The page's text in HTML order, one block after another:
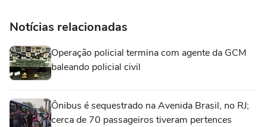
Notícias relacionadas
Operação policial termina com agente da GCM
baleando policial civil
Ônibus é sequestrado na Avenida Brasil, no RJ;
cerca de 70 passageiros tiveram pertences